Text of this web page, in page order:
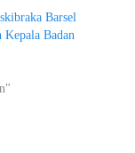
Barsel
Badan